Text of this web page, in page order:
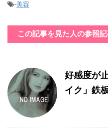
-美容
この記事を見た人の参照
好感度が
イク」鉄